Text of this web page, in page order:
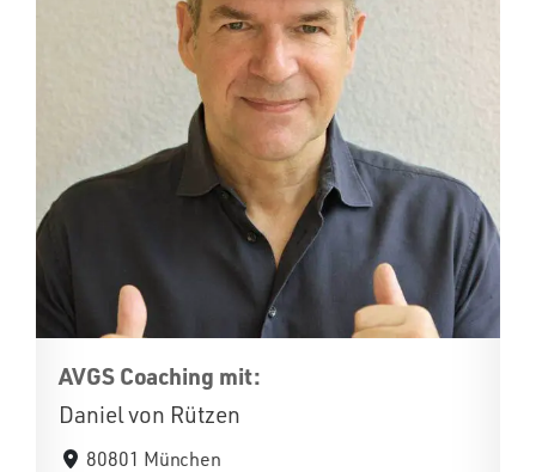
AVGS Coaching mit:
Daniel von Rützen
80801 München